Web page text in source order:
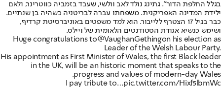
בגלל החלפת הדור". גתינג נולד לאב וולשי, שעבד בזמביה כווטרינר, ולאם
ילידת המדינה האפריקנית. משפחתו עברה לבריטניה כשהיה בן שנתיים.
כבר בגיל 17 הצטרף ללייבור. הוא למד משפטים באוניברסיטת קרדיף,
ושימש כנשיא אגודת הסטודנטים הלאומית של ויילס.
Huge congratulations to@VaughanGethingon his election as
Leader of the Welsh Labour Party.
His appointment as First Minister of Wales, the first Black leader
in the UK, will be an historic moment that speaks to the
progress and values of modern-day Wales.
I pay tribute to…pic.twitter.com/Hixf5lbmWc